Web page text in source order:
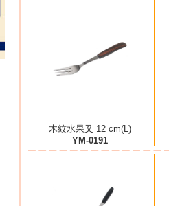
木紋水果叉 12 cm(L)
YM-0191